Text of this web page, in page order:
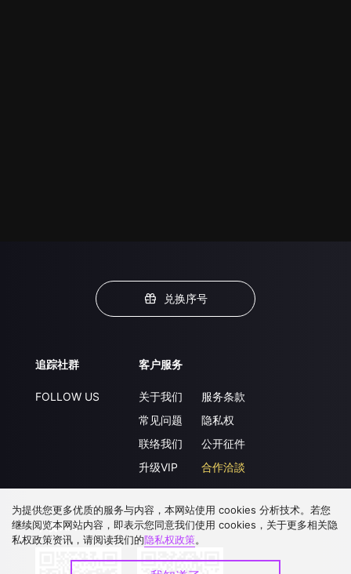
兑换序号
追踪社群
FOLLOW US
客户服务
关于我们
常见问题
联络我们
升级VIP
服务条款
隐私权
公开征件
合作洽談
下载 APP
为提供您更多优质的服务与内容，本网站使用 cookies 分析技术。若您
继续阅览本网站内容，即表示您同意我们使用 cookies，关于更多相关隐
私权政策资讯，请阅读我们的隐私权政策。